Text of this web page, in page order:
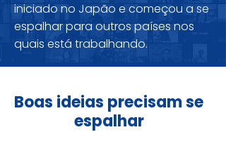
iniciado no Japão e começou a se
espalhar para outros países nos
quais está trabalhando.
Boas ideias precisam se
espalhar